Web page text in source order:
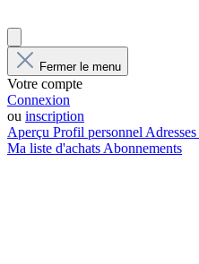
Fermer le menu
Votre compte
Connexion
ou inscription
Aperçu Profil personnel Adresses
Ma liste d'achats Abonnements